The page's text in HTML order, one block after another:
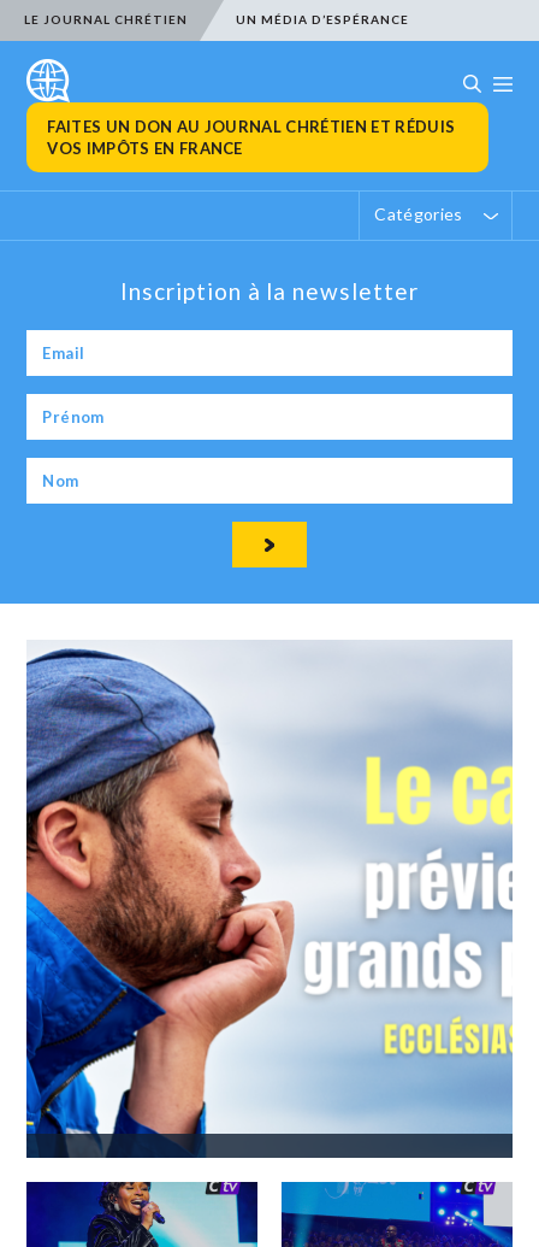
LE JOURNAL CHRÉTIEN UN MÉDIA D’ESPÉRANCE
FAITES UN DON AU JOURNAL CHRÉTIEN ET RÉDUIS
VOS IMPÔTS EN FRANCE
Catégories
Inscription à la newsletter